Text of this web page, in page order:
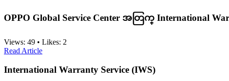
OPPO Global Service Center အတြက္ International
Views: 49 • Likes: 2
Read Article
International Warranty Service (IWS)